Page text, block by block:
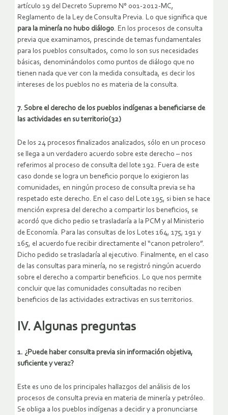
artículo 19 del Decreto Supremo N° 001-2012-MC,
Reglamento de la Ley de Consulta Previa. Lo que significa que
para la minería no hubo diálogo. En los procesos de consulta
previa que examinamos, prescinde de temas fundamentales
para los pueblos consultados, como lo son sus necesidades
básicas, denominándolos como puntos de diálogo que no
tienen nada que ver con la medida consultada, es decir los
intereses de los pueblos no es materia de la consulta.
7. Sobre el derecho de los pueblos indígenas a beneficiarse de
las actividades en su territorio(32)
De los 24 procesos finalizados analizados, sólo en un proceso
se llega a un verdadero acuerdo sobre este derecho – nos
referimos al proceso de consulta del lote 192. Fuera de este
caso donde se logra un beneficio porque lo exigieron las
comunidades, en ningún proceso de consulta previa se ha
respetado este derecho. En el caso del Lote 195, si bien se hace
mención expresa del derecho a compartir los beneficios, se
acordó que dicho pedio se trasladaría a la PCM y al Ministerio
de Economía. Para las consultas de los Lotes 164, 175, 191 y
165, el acuerdo fue recibir directamente el “canon petrolero”.
Dicho pedido se trasladaría al ejecutivo. Finalmente, en el caso
de las consultas para minería, no se registró ningún acuerdo
sobre el derecho a compartir beneficios. Lo que nos permite
concluir que las comunidades consultadas no reciben
beneficios de las actividades extractivas en sus territorios.
IV. Algunas preguntas
1. ¿Puede haber consulta previa sin información objetiva,
suficiente y veraz?
Este es uno de los principales hallazgos del análisis de los
procesos de consulta previa en materia de minería y petróleo.
Se obliga a los pueblos indígenas a decidir y a pronunciarse